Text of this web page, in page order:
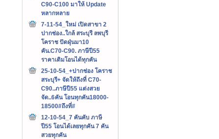
C90-C100 มาให้ Update
หลากหลาย
7-11-54_ใหม่ เปิดสาขา 2
ปากช่อง..ใกล้ สระบุรี ลพบุรี
โคราช ปัดฝุ่นมา10
คัน.C70-C90. ภาษีปี55
ราคาเดิมโอนได้ทุกคัน
25-10-54_+ปากช่อง โคราช
สระบุรี+ จัดให้ถึงที่ C70-
C90..ภาษีปี55 แต่งสวย
จัด..6คัน โอนทุกคัน18000-
18500#ถึงที่#
12-10-54_7 คันคับ ภาษี
ปี55 โอนได้เลยทุกคัน 7 คัน
สวยทุกคัน